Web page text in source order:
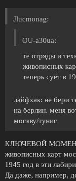
Jlucmonag:
OU-a30ua:
те отряды и
живописных
теперь суёт в
лайфхак: не бери
на берлин. меня
москву/тунис
КЛЮЧЕВОЙ МОМЕНТ
живописных карт
1945 год в эти
Да даже, например,